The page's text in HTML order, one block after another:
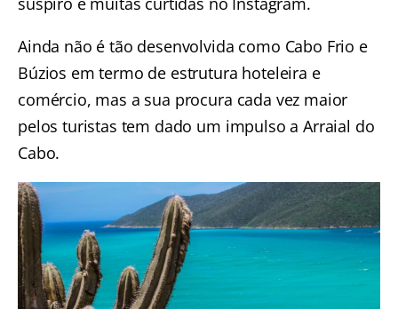
Ainda não é tão desenvolvida como Cabo Frio e
Búzios em termo de estrutura hoteleira e
comércio, mas a sua procura cada vez maior
pelos turistas tem dado um impulso a Arraial do
Cabo.